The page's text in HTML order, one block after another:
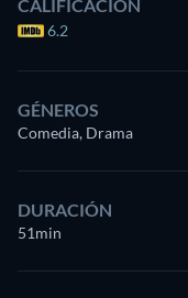
CALIFICACIÓN
6.2
GÉNEROS
Comedia, Drama
DURACIÓN
51min